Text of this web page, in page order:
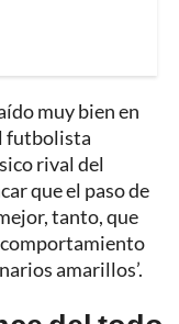
muy bien en
futbolista
rival del
que el paso de
tanto, que
amarillos’.